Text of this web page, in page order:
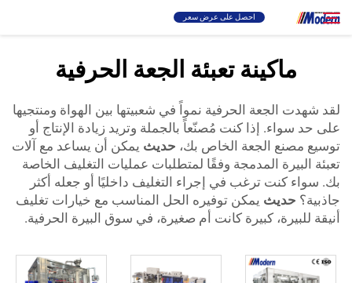
احصل على عرض سعر
تعبئة والتغليف
نبذة
بحث
ماكينة تعبئة الجعة الحرفية
لقد شهدت الجعة الحرفية نمواً في شعبيتها بين الهواة ومنتجيها
على حد سواء. إذا كنت مُصنّعاً بالجملة وتريد زيادة الإنتاج أو
توسيع مصنع الجعة الخاص بك، حديث يمكن أن يساعد مع آلات
تعبئة البيرة المدمجة وفقًا لمتطلبات عمليات التغليف الخاصة
بك. سواء كنت ترغب في إجراء التغليف داخليًا أو جعله أكثر
جاذبية؟ حديث يمكن توفيره الحل المناسب مع خيارات تغليف
أنيقة للبيرة، كبيرة كانت أم صغيرة، في سوق البيرة الحرفية.